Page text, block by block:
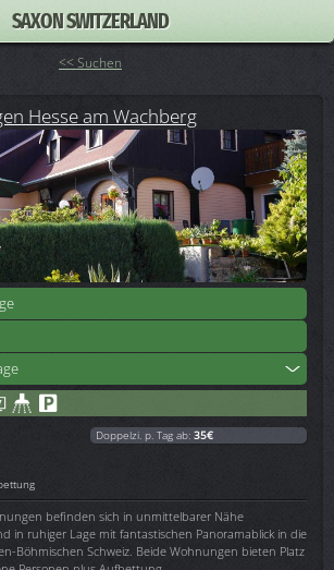
SAXON SWITZERLAND
<< Suchen
Hesse am Wachberg
Doppelzi. p. Tag ab: 35€
befinden sich in unmittelbarer Nähe
in ruhiger Lage mit fantastischen Panoramablick in die
Böhmischen Schweiz. Beide Wohnungen bieten Platz